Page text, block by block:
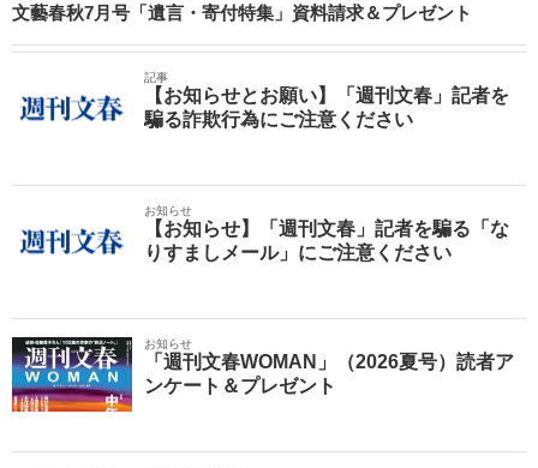
文藝春秋7月号「遺言・寄付特集」資料請求＆プレゼント
記事
【お知らせとお願い】「週刊文春」記者を
騙る詐欺行為にご注意ください
お知らせ
【お知らせ】「週刊文春」記者を騙る「な
りすましメール」にご注意ください
お知らせ
「週刊文春WOMAN」（2026夏号）読者ア
ンケート＆プレゼント